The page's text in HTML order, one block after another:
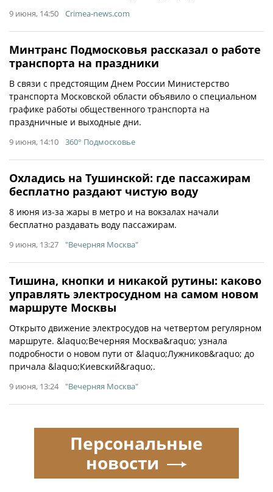
9 июня, 14:50 Crimea-news.com
Минтранс Подмосковья рассказал о работе
транспорта на праздники
В связи с предстоящим Днем России Министерство
транспорта Московской области объявило о специальном
графике работы общественного транспорта на
праздничные и выходные дни.
9 июня, 14:10 360° Подмосковье
Охладись на Тушинской: где пассажирам
бесплатно раздают чистую воду
8 июня из-за жары в метро и на вокзалах начали
бесплатно раздавать воду пассажирам.
9 июня, 13:27 "Вечерняя Москва"
Тишина, кнопки и никакой рутины: каково
управлять электросудном на самом новом
маршруте Москвы
Открыто движение электросудов на четвертом регулярном
маршруте. &laquo;Вечерняя Москва&raquo; узнала
подробности о новом пути от &laquo;Лужников&raquo; до
причала &laquo;Киевский&raquo;.
9 июня, 13:24 "Вечерняя Москва"
Персональные
новости